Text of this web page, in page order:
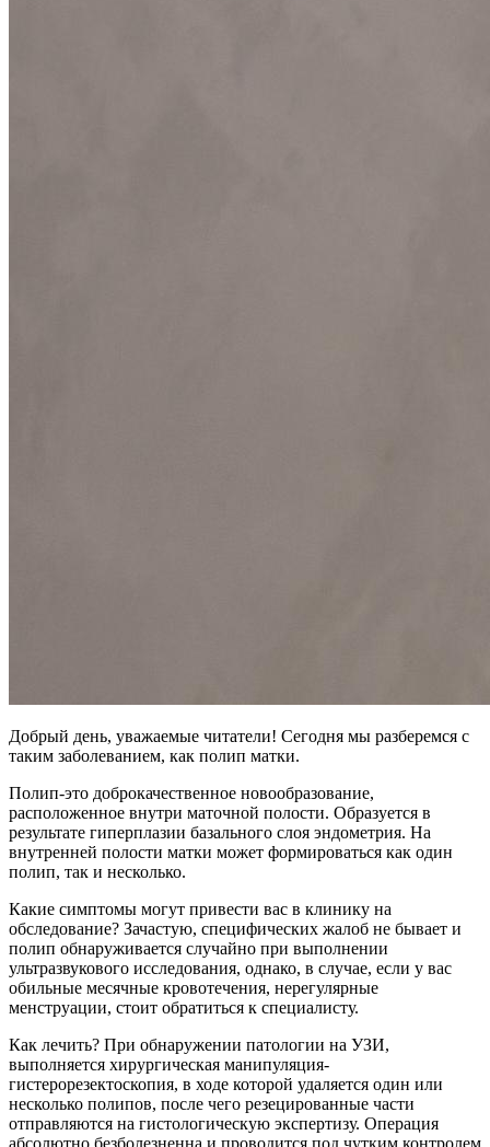
Добрый день, уважаемые читатели! Сегодня мы разберемся с
таким заболеванием, как полип матки.
Полип-это доброкачественное новообразование,
расположенное внутри маточной полости. Образуется в
результате гиперплазии базального слоя эндометрия. На
внутренней полости матки может формироваться как один
полип, так и несколько.
Какие симптомы могут привести вас в клинику на
обследование? Зачастую, специфических жалоб не бывает и
полип обнаруживается случайно при выполнении
ультразвукового исследования, однако, в случае, если у вас
обильные месячные кровотечения, нерегулярные
менструации, стоит обратиться к специалисту.
Как лечить? При обнаружении патологии на УЗИ,
выполняется хирургическая манипуляция-
гистерорезектоскопия, в ходе которой удаляется один или
несколько полипов, после чего резецированные части
отправляются на гистологическую экспертизу. Операция
абсолютно безболезненна и проводится под чутким контролем